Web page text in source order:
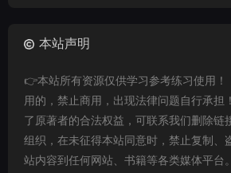
本站声明
👉本站所有资源仅供学习参考练习使用！
用的，禁止商用，出现法律问题自行承担
了原著者的合法权益，可联系我们删除链
组织，在未征得本站同意时，禁止复制、
站内容到任何网站、书籍等各类媒体平台。